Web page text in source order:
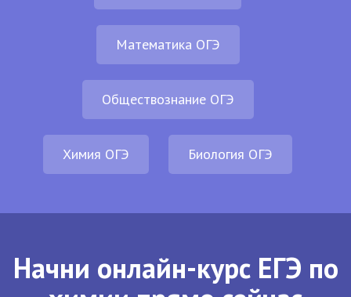
Математика ОГЭ
Обществознание ОГЭ
Химия ОГЭ Биология ОГЭ
Начни онлайн-курс ЕГЭ по